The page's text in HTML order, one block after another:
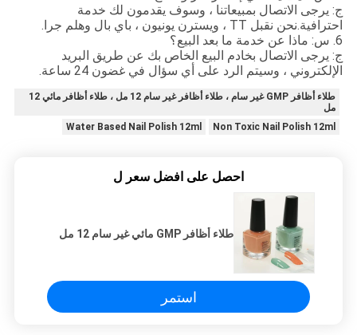
ج: يرجى الاتصال بمبيعاتنا ، وسوف يقدمون لك خدمة
احترافية.نحن نقبل TT ، ويسترن يونيون ، باي بال وهلم جرا.
6. س: ماذا عن خدمة ما بعد البيع؟
ج: يرجى الاتصال بخادم البيع الخاص بك عن طريق البريد
الإلكتروني ، وسيتم الرد على أي سؤال في غضون 24 ساعة.
طلاء أظافر GMP غير سام ، طلاء أظافر غير سام 12 مل ، طلاء أظافر مائي 12
مل
Non Toxic Nail Polish 12ml
Water Based Nail Polish 12ml
احصل على افضل سعر ل
طلاء أظافر GMP مائي غير سام 12 مل
استمر